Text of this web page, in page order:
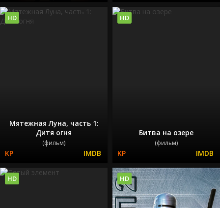
Мятежная Луна, часть 1:
Дитя огня
(фильм)
HD
Битва на озере
(фильм)
HD
HD HD